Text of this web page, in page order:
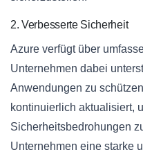
2. Verbesserte Sicherheit
Azure verfügt über
Unternehmen dabei
Anwendungen zu
kontinuierlich aktualisiert,
Sicherheitsbedrohungen
Unternehmen eine starke